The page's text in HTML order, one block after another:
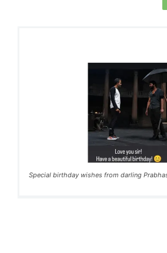
Special birthday wishes from darling